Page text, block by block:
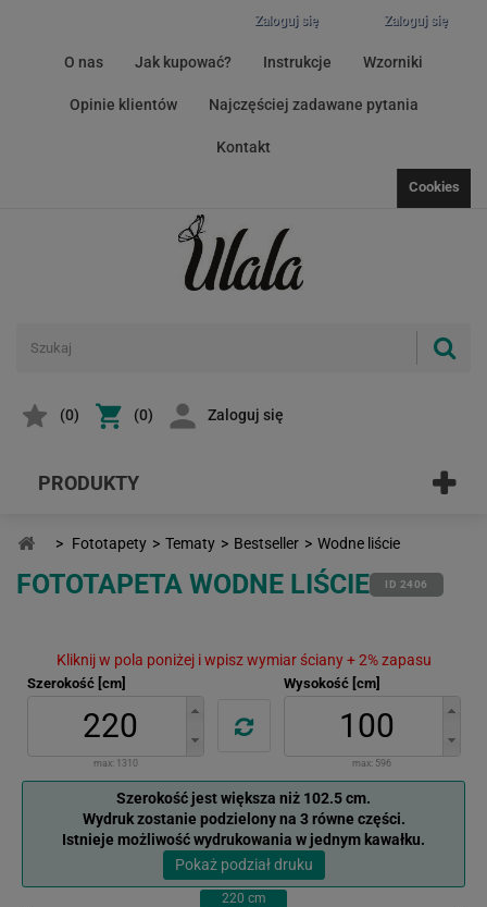
Zaloguj się
Zaloguj się
O nas Jak kupować? Instrukcje Wzorniki
Opinie klientów Najczęściej zadawane pytania
Kontakt
Cookies
(0) (0) Zaloguj się
PRODUKTY
> Fototapety > Tematy > Bestseller > Wodne liście
FOTOTAPETA WODNE LIŚCIE ID 2406
Kliknij w pola poniżej i wpisz wymiar ściany + 2% zapasu
Szerokość [cm]
max: 1310
Wysokość [cm]
max: 596
Szerokość jest większa niż 102.5 cm.
Wydruk zostanie podzielony na 3 równe części.
Istnieje możliwość wydrukowania w jednym kawałku.
Pokaż podział druku
220 cm